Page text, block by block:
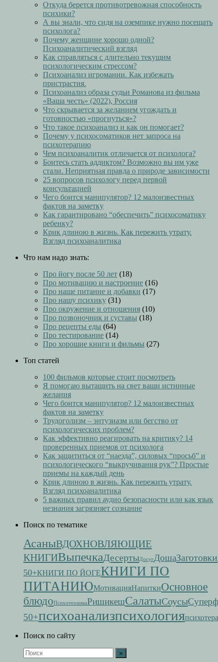
Откуда берется противотревожная способность
психики?
А вы знали, что сидя на оземпике нужно посещать
психолога?
Почему женщине хорошо одной?
Психоаналитический взгляд
Как справляться с длительно текущим
психологическим стрессом?
Психоанализ игромании. Как избежать
пристрастия.
Психоанализ образа судьи Романова из фильма
«Ваша честь» (2022), Россия
Что скрывается за желанием угождать и
готовностью «прогнуться»?
Что такое психоанализ и как он помогает?
Почему у психосоматиков нет запроса на
психотерапию
Чем психоаналитик отличается от психолога?
Боитесь стать аддиктом? Возможно вы им уже
стали. Неприятная правда о природе зависимости
25 вопросов психологу перед первой
консультацией
Чего боится манипулятор? 12 малоизвестных
фактов на заметку
Как гарантировано “обеспечить” психосоматику
ребенку?
Крик длиною в жизнь. Как пережить утрату.
Взгляд психоаналитика
Что нам надо знать:
Про йогу после 50 лет (18)
Про мотивацию и настроение (16)
Про наше питание и добавки (17)
Про нашу психику (31)
Про окружение и отношения (10)
Про позвоночник и суставы (18)
Про рецепты еды (64)
Про тестирование (14)
Про хорошие книги и фильмы (27)
Топ статей
100 фильмов которые стоит посмотреть
Я помогаю вытащить на свет ваши истинные
желания
Чего боится манипулятор? 12 малоизвестных
фактов на заметку
Трудоголизм – энтузиазм или бегство от
психологических проблем?
Как эффективно реагировать на критику? 14
проверенных приемов от психолога
Как защититься от “наезда”, силовых “просьб” и
психологического “выкручивания рук”? Простые
приемы на каждый день
Крик длиною в жизнь. Как пережить утрату.
Взгляд психоаналитика
5 важных правил аудио безопасности или как язык
незнания загрязняет сознание
Поиск по тематике
АсаныВДОХНОВЛЯЮЩИЕ
КНИГИВыпечкаДесертыДосугДошаЗаготовки
50+КНИГИ ПО ЙОГЕКНИГИ ПО
ПИТАНИЮМотивацияНапиткиОсновное
блюдоПсихотехникаРишикешСалатыСоусы
50+психоанализпсихология
Поиск по сайту